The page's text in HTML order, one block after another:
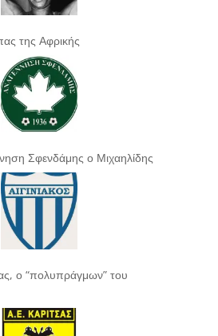
της Αφρικής
Σφενδάμης ο Μιχαηλίδης
ο “πολυπράγμων” του